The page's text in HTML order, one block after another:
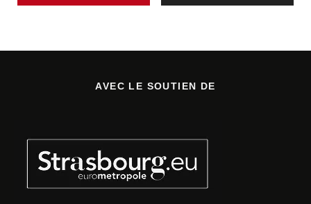
AVEC LE SOUTIEN DE